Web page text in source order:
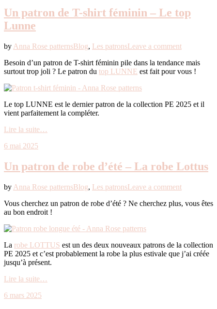
Un patron de T-shirt féminin – Le top
Lunne
by Anna Rose patternsBlog, Les patronsLeave a comment
Besoin d’un patron de T-shirt féminin pile dans la tendance mais
surtout trop joli ? Le patron du top LUNNE est fait pour vous !
Le top LUNNE est le dernier patron de la collection PE 2025 et il
vient parfaitement la compléter.
Lire la suite…
6 mai 2025
Un patron de robe d’été – La robe Lottus
by Anna Rose patternsBlog, Les patronsLeave a comment
Vous cherchez un patron de robe d’été ? Ne cherchez plus, vous êtes
au bon endroit !
La robe LOTTUS est un des deux nouveaux patrons de la collection
PE 2025 et c’est probablement la robe la plus estivale que j’ai créée
jusqu’à présent.
Lire la suite…
6 mars 2025